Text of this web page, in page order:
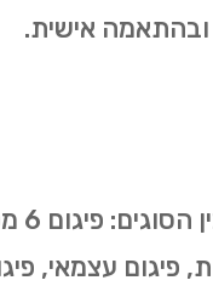
ובהתאמה אישית.
כמספר סוגי העבודות בהן
פיגום עצמאי,